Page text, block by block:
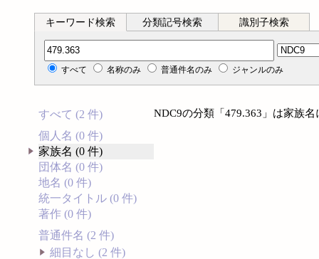
キーワード検索 分類記号検索 識別子検索
分類記号検索
すべて 名称のみ 普通件名のみ ジャンルのみ
すべて (2 件)
個人名 (0 件)
家族名 (0 件)
団体名 (0 件)
地名 (0 件)
統一タイトル (0 件)
著作 (0 件)
普通件名 (2 件)
細目なし (2 件)
NDC9の分類「479.363」は家族